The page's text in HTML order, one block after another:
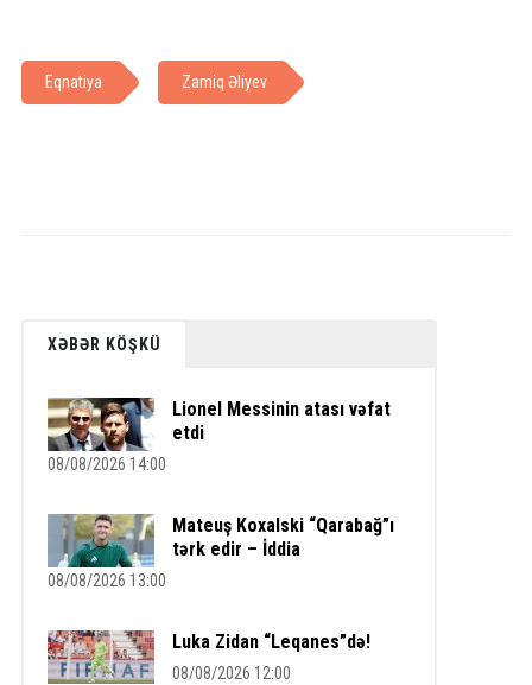
Eqnatiya Zamiq Əliyev
XƏBƏR KÖŞKÜ
Lionel Messinin atası vəfat
etdi
08/08/2026 14:00
Mateuş Koxalski “Qarabağ”ı
tərk edir – İddia
08/08/2026 13:00
Luka Zidan “Leqanes”də!
08/08/2026 12:00